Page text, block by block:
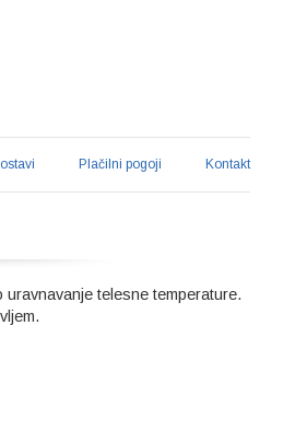
Plačilni pogoji Kontakt
telesne temperature.